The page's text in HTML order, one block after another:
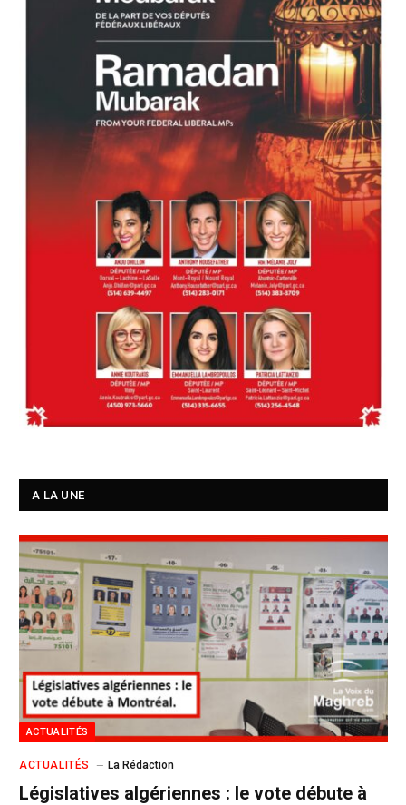
A LA UNE
ACTUALITÉS
ACTUALITÉS La Rédaction
Législatives algériennes : le vote débute à